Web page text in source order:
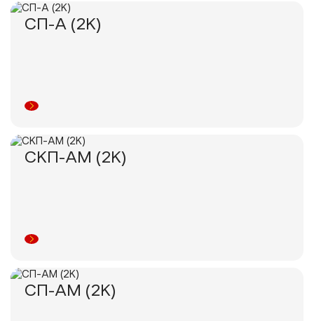
СП-А (2К)
СКП-АМ (2К)
СП-АМ (2К)